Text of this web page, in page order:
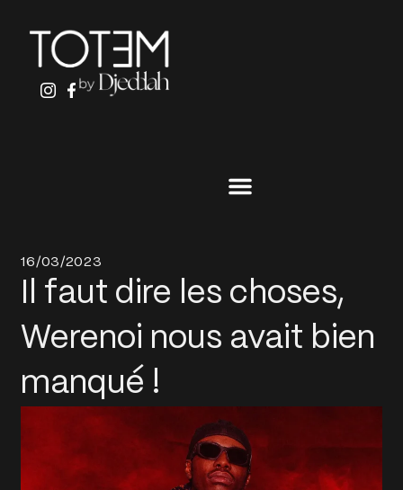
CONTENU
16/03/2023
Il faut dire les choses,
Werenoi nous avait bien
manqué !